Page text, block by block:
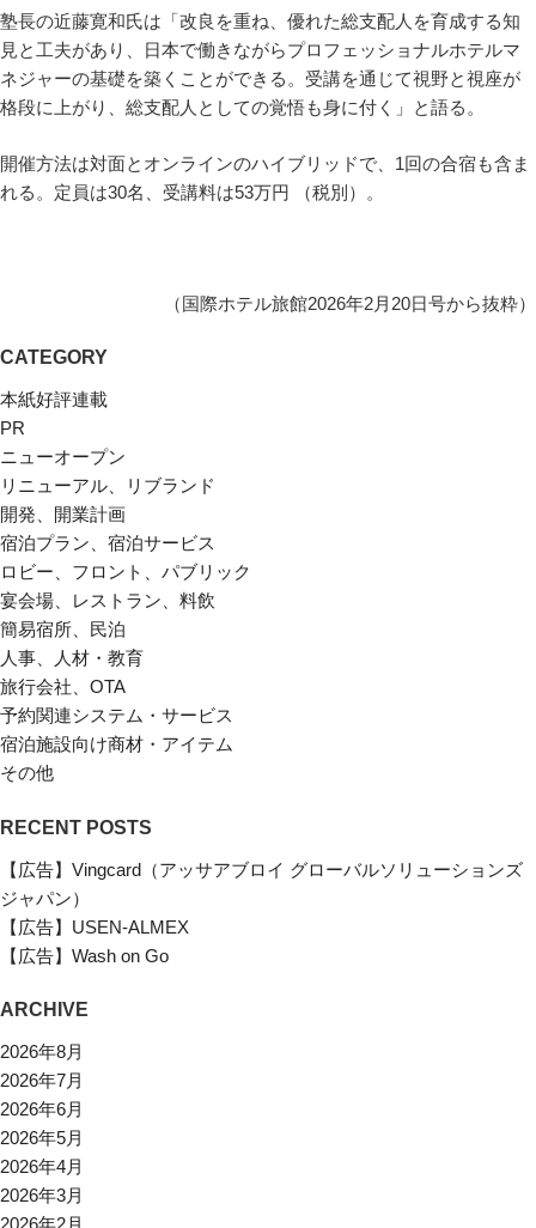
塾長の近藤寛和氏は「改良を重ね、優れた総支配人を育成する知
見と工夫があり、日本で働きながらプロフェッショナルホテルマ
ネジャーの基礎を築くことができる。受講を通じて視野と視座が
格段に上がり、総支配人としての覚悟も身に付く」と語る。
開催方法は対面とオンラインのハイブリッドで、1回の合宿も含ま
れる。定員は30名、受講料は53万円 （税別）。
（国際ホテル旅館2026年2月20日号から抜粋）
CATEGORY
本紙好評連載
PR
ニューオープン
リニューアル、リブランド
開発、開業計画
宿泊プラン、宿泊サービス
ロビー、フロント、パブリック
宴会場、レストラン、料飲
簡易宿所、民泊
人事、人材・教育
旅行会社、OTA
予約関連システム・サービス
宿泊施設向け商材・アイテム
その他
RECENT POSTS
【広告】Vingcard（アッサアブロイ グローバルソリューションズ
ジャパン）
【広告】USEN-ALMEX
【広告】Wash on Go
ARCHIVE
2026年8月
2026年7月
2026年6月
2026年5月
2026年4月
2026年3月
2026年2月